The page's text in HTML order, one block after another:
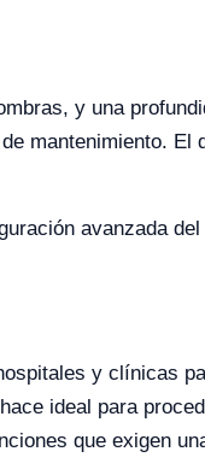
y una
mantenimiento. El
avanzada
y clínicas
ideal para
que exigen